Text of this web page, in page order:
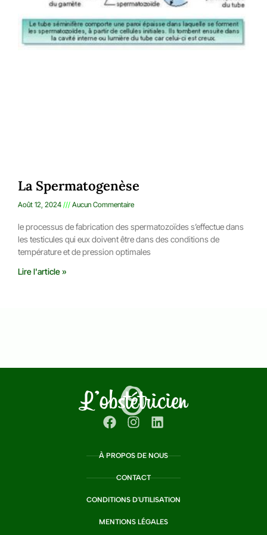
La Spermatogenèse
Août 12, 2024 Aucun Commentaire
le processus de fabrication des spermatozoïdes s’effectue dans
les testicules qui eux doivent être dans des conditions de
température et de pression optimales
Lire l'article »
À PROPOS DE NOUS
CONTACT
CONDITIONS D'UTILISATION
MENTIONS LÉGALES